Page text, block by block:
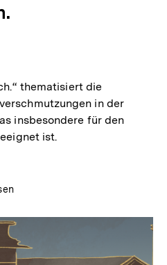
thematisiert die
in der
insbesondere für den
ist.